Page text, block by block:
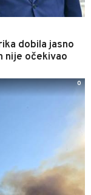
dobila jasno
nije očekivao
0